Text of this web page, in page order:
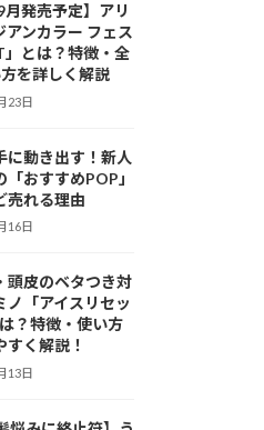
月発売予定】アリ
アンカラー フェス
」とは？特徴・全
を詳しく解説
23日
に動き出す！新人
「おすすめPOP」
売れる理由
16日
頭皮のベタつき対
ノ「アイスリセッ
？特徴・使い方
すく解説！
13日